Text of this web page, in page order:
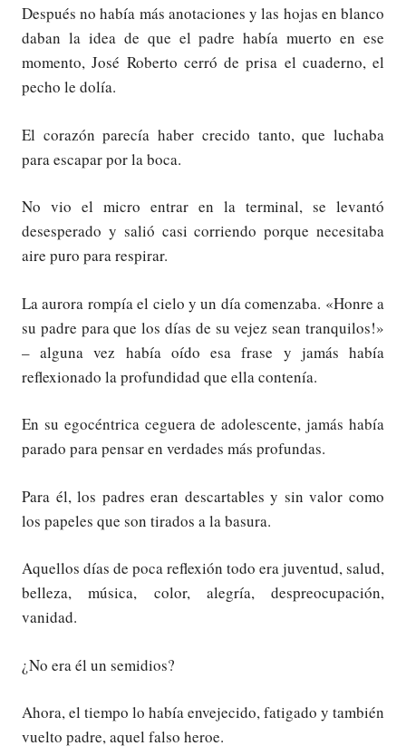
Después no había más anotaciones y las hojas en blanco
daban la idea de que el padre había muerto en ese
momento, José Roberto cerró de prisa el cuaderno, el
pecho le dolía.
El corazón parecía haber crecido tanto, que luchaba
para escapar por la boca.
No vio el micro entrar en la terminal, se levantó
desesperado y salió casi corriendo porque necesitaba
aire puro para respirar.
La aurora rompía el cielo y un día comenzaba. «Honre a
su padre para que los días de su vejez sean tranquilos!»
– alguna vez había oído esa frase y jamás había
reflexionado la profundidad que ella contenía.
En su egocéntrica ceguera de adolescente, jamás había
parado para pensar en verdades más profundas.
Para él, los padres eran descartables y sin valor como
los papeles que son tirados a la basura.
Aquellos días de poca reflexión todo era juventud, salud,
belleza, música, color, alegría, despreocupación,
vanidad.
¿No era él un semidios?
Ahora, el tiempo lo había envejecido, fatigado y también
vuelto padre, aquel falso heroe.